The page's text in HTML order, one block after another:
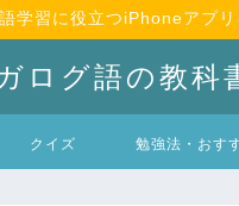
学習に役立つiPhoneアプ
ログ語の教科
クイズ 勉強法・おす